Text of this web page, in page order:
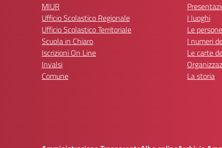
MIUR
Ufficio Scolastico Regionale
Ufficio Scolastico Territoriale
Scuola in Chiaro
Iscrizioni On Line
Invalsi
Comune
I luoghi
Le persone
I numeri
Le carte
La storia